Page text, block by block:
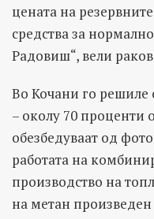
цената на
средства за
Радовиш“, вели
Во Кочани го решиле
– околу 70 проценти
обезбедуваат од
работата на
производство на
на метан